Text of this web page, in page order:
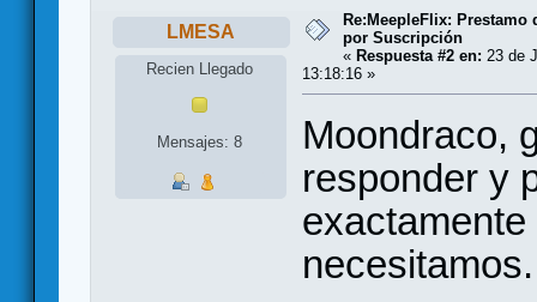
LMESA
Recien Llegado
Mensajes: 8
Re:MeepleFlix: Prestamo
por Suscripción
« Respuesta #2 en: 23 de
13:18:16 »
Moondraco,
responder y
necesitamos.